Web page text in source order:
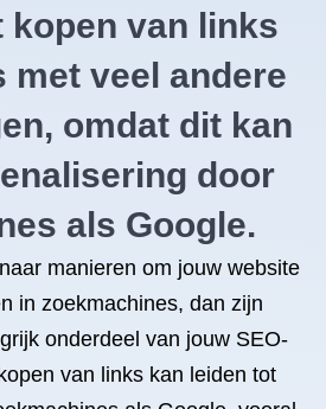
kopen van links
met veel andere
omdat dit kan
door
als Google.
manieren om jouw website
in zoekmachines, dan zijn
onderdeel van jouw SEO-
van links kan leiden tot